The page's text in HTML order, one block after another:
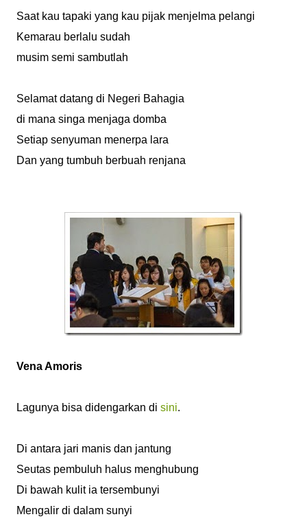
Saat kau tapaki yang kau pijak menjelma pelangi
Kemarau berlalu sudah
musim semi sambutlah
Selamat datang di Negeri Bahagia
di mana singa menjaga domba
Setiap senyuman menerpa lara
Dan yang tumbuh berbuah renjana
Vena Amoris
Lagunya bisa didengarkan di sini.
Di antara jari manis dan jantung
Seutas pembuluh halus menghubung
Di bawah kulit ia tersembunyi
Mengalir di dalam sunyi